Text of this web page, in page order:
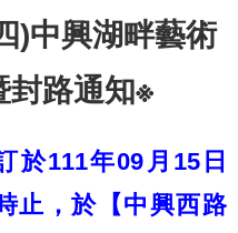
)中興湖畔藝術
封路通知※
於111年09月15日
止，於【中興西路